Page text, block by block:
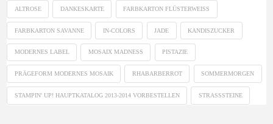
ALTROSE DANKESKARTE FARBKARTON FLÜSTERWEISS
FARBKARTON SAVANNE IN-COLORS JADE KANDISZUCKER
MODERNES LABEL MOSAIX MADNESS PISTAZIE
PRÄGEFORM MODERNES MOSAIK RHABARBERROT SOMMERMORGEN
STAMPIN' UP! HAUPTKATALOG 2013-2014 VORBESTELLEN STRASSSTEINE